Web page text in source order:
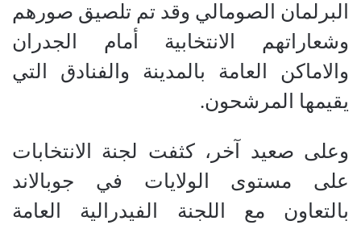
البرلمان الصومالي وقد تم تلصيق صورهم
وشعاراتهم الانتخابية أمام الجدران
والاماكن العامة بالمدينة والفنادق التي
يقيمها المرشحون.
وعلى صعيد آخر، كثفت لجنة الانتخابات
على مستوى الولايات في جوبالاند
بالتعاون مع اللجنة الفيدرالية العامة